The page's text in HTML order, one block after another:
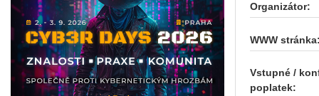
Organizátor:
WWW
Vstupné /
poplatek: